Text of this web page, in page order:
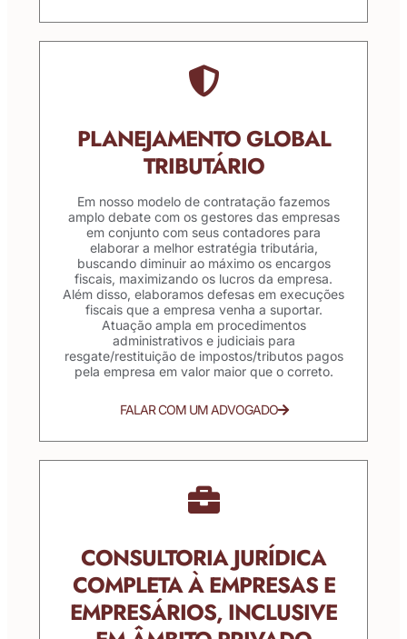
PLANEJAMENTO GLOBAL
TRIBUTÁRIO
Em nosso modelo de contratação fazemos
amplo debate com os gestores das empresas
em conjunto com seus contadores para
elaborar a melhor estratégia tributária,
buscando diminuir ao máximo os encargos
fiscais, maximizando os lucros da empresa.
Além disso, elaboramos defesas em execuções
fiscais que a empresa venha a suportar.
Atuação ampla em procedimentos
administrativos e judiciais para
resgate/restituição de impostos/tributos pagos
pela empresa em valor maior que o correto.
FALAR COM UM ADVOGADO
CONSULTORIA JURÍDICA
COMPLETA À EMPRESAS E
EMPRESÁRIOS, INCLUSIVE